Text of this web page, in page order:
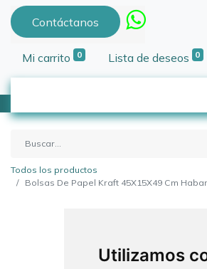
Utilizamos
Contáctanos
Mi carrito 0 Lista de deseos 0
Todos los productos
Bolsas De Papel Kraft 45X15X49 Cm